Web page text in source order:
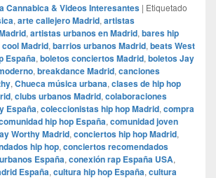
Cannabica & Videos Interesantes | Etiquetado
, arte callejero Madrid, artistas
, artistas urbanos en Madrid, bares hip
Madrid, barrios urbanos Madrid, beats West
España, boletos conciertos Madrid, boletos Jay
, breakdance Madrid, canciones
, Chueca música urbana, clases de hip hop
, clubs urbanos Madrid, colaboraciones
España, coleccionistas hip hop Madrid, compra
hip hop España, comunidad joven
Worthy Madrid, conciertos hip hop Madrid,
hip hop, conciertos recomendados
España, conexión rap España USA,
España, cultura hip hop España, cultura